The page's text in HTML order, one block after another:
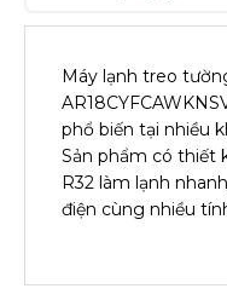
Máy lạnh treo
phổ biến tại nhiều
Sản phẩm có thiết
R32 làm lạnh
điện cùng nhiều